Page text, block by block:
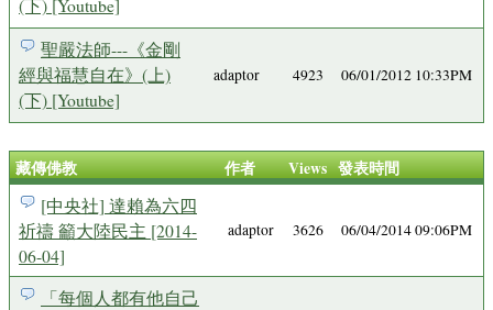
(下) [Youtube]
聖嚴法師---《金剛
經與福慧自在》(上)
(下) [Youtube]
adaptor 4923 06/01/2012 10:33PM
藏傳佛教 作者 Views 發表時間
[中央社] 達賴為六四
祈禱 籲大陸民主 [2014-
06-04]
adaptor 3626 06/04/2014 09:06PM
「每個人都有他自己